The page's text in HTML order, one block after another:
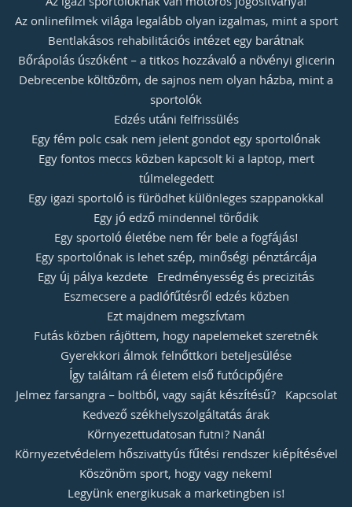
Az onlinefilmek világa legalább olyan izgalmas, mint a sport
Bentlakásos rehabilitációs intézet egy barátnak
Bőrápolás úszóként – a titkos hozzávaló a növényi glicerin
Debrecenbe költözöm, de sajnos nem olyan házba, mint a
sportolók
Edzés utáni felfrissülés
Egy fém polc csak nem jelent gondot egy sportolónak
Egy fontos meccs közben kapcsolt ki a laptop, mert
túlmelegedett
Egy igazi sportoló is fürödhet különleges szappanokkal
Egy jó edző mindennel törődik
Egy sportoló életébe nem fér bele a fogfájás!
Egy sportolónak is lehet szép, minőségi pénztárcája
Egy új pálya kezdete Eredményesség és precizitás
Eszmecsere a padlófűtésről edzés közben
Ezt majdnem megszívtam
Futás közben rájöttem, hogy napelemeket szeretnék
Gyerekkori álmok felnőttkori beteljesülése
Így találtam rá életem első futócipőjére
Jelmez farsangra – boltból, vagy saját készítésű? Kapcsolat
Kedvező székhelyszolgáltatás árak
Környezettudatosan futni? Naná!
Környezetvédelem hőszivattyús fűtési rendszer kiépítésével
Köszönöm sport, hogy vagy nekem!
Legyünk energikusak a marketingben is!